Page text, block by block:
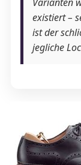
existiert –
ist der
jegliche